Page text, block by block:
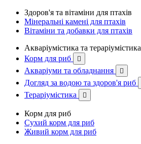
Здоров'я та вітаміни для птахів
Мінеральні камені для птахів
Вітаміни та добавки для птахів
Акваріумістика та тераріумістика
Корм для риб

Акваріуми та обладнання 
Догляд за водою та здоров'я риб
Тераріумістика 
Корм для риб
Сухий корм для риб
Живий корм для риб